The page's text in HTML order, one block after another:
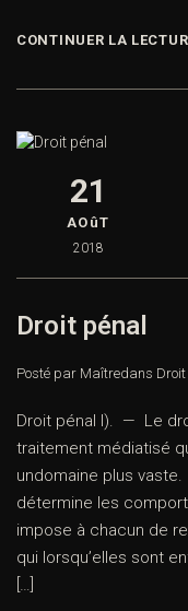
CONTINUER LA
21
AOûT
2018
Droit pénal
Posté par Maîtredans Droit
Droit pénal I). — Le
traitement médiatisé
undomaine plus
détermine les
impose à chacun de
qui lorsqu’elles sont
[…]